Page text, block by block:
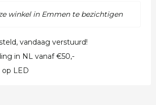
winkel in Emmen te bezichtigen
vandaag verstuurd!
in NL vanaf €50,-
op LED